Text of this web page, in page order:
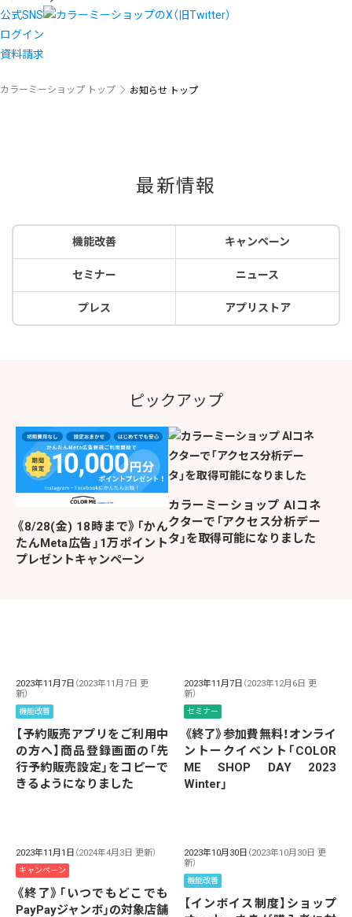
公式SNS
ログイン
資料請求
カラーミーショップ トップ お知らせ トップ
最新情報
機能改善 キャンペーン
セミナー ニュース
プレス アプリストア
ピックアップ
《8/28(金) 18時まで》「かん
たんMeta広告」1万ポイント
プレゼントキャンペーン
カラーミーショップ AIコネ
クターで「アクセス分析デー
タ」を取得可能になりました
2023年11月7日 （2023年11月7日 更
新）
機能改善
【予約販売アプリをご利用中
の方へ】商品登録画面の「先
行予約販売設定」をコピーで
きるようになりました
2023年11月7日 （2023年12月6日 更
新）
セミナー
《終了》参加費無料！オンライ
ントークイベント「COLOR
ME SHOP DAY 2023
Winter」
2023年11月1日 （2024年4月3日 更新）
キャンペーン
《終了》「いつでもどこでも
PayPayジャンボ」の対象店舗
2023年10月30日 （2023年10月30日 更
新）
機能改善
【インボイス制度】ショップ